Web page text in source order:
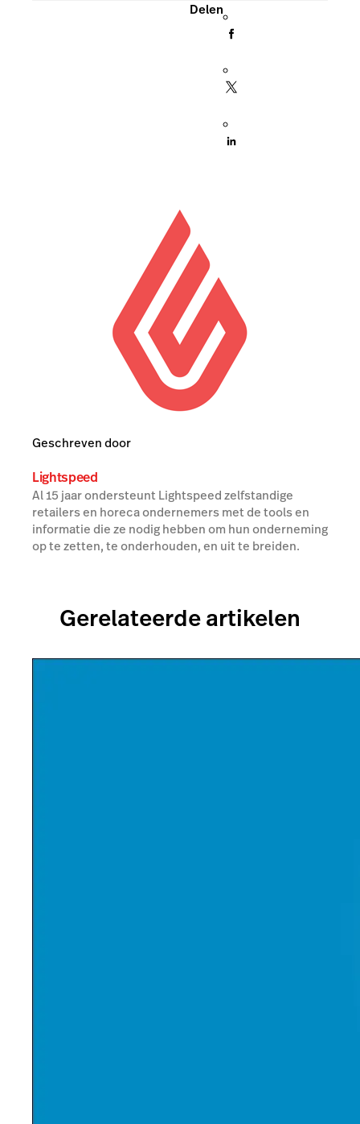
Delen
Geschreven door
Lightspeed
Al 15 jaar ondersteunt Lightspeed zelfstandige
retailers en horeca ondernemers met de tools en
informatie die ze nodig hebben om hun onderneming
op te zetten, te onderhouden, en uit te breiden.
Gerelateerde artikelen